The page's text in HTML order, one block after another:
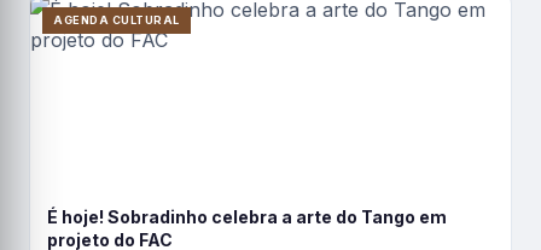
AGENDA CULTURAL
É hoje! Sobradinho celebra a arte do Tango em
projeto do FAC